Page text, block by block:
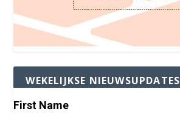
WEKELIJKSE NIEUWSUPDATES
First Name